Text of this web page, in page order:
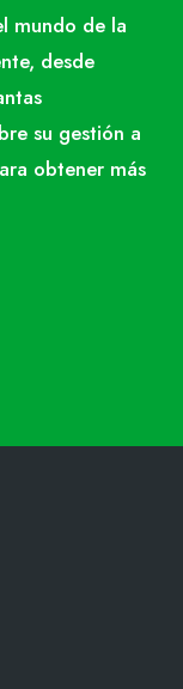
mundo de la
desde
su gestión a
obtener más